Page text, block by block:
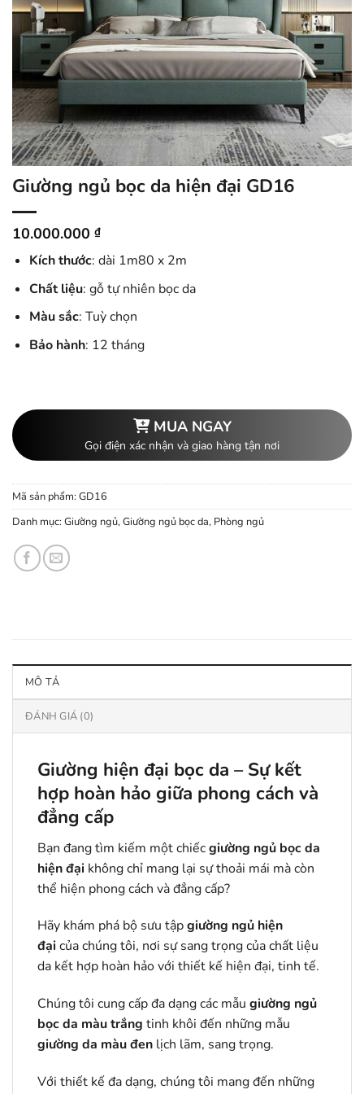
Giường ngủ bọc da hiện đại GD16
10.000.000 ₫
Kích thước: dài 1m80 x 2m
Chất liệu: gỗ tự nhiên bọc da
Màu sắc: Tuỳ chọn
Bảo hành: 12 tháng
MUA NGAY
Gọi điện xác nhận và giao hàng tận nơi
Mã sản phẩm: GD16
Danh mục: Giường ngủ,Giường ngủ bọc da, Phòng ngủ
MÔ TẢ
ĐÁNH GIÁ (0)
Giường hiện đại bọc da – Sự kết
hợp hoàn hảo giữa phong cách và
đẳng cấp
Bạn đang tìm kiếm một chiếcgiường ngủ bọc da
hiện đại không chỉ mang lại sự thoải mái mà còn
thể hiện phong cách và đẳng cấp?
Hãy khám phá bộ sưu tậpgiường ngủ hiện
đạicủa chúng tôi, nơi sự sang trọng của chất liệu
da kết hợp hoàn hảo với thiết kế hiện đại, tinh tế.
Chúng tôi cung cấp đa dạng các mẫu giường ngủ
bọc da màu trắng tinh khôi đến những mẫu
giường da màu đen lịch lãm, sang trọng.
Với thiết kế đa dạng, chúng tôi mang đến những